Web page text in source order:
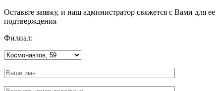
Оставьте заявку, и наш администратор свяжется с Вами для ее
подтверждения
Филиал: